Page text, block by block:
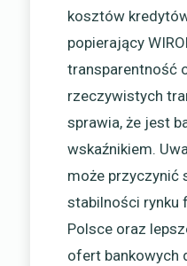
kosztów
popierający
transparentność
rzeczywistych
sprawia, że jest
wskaźnikiem.
może przyczynić
stabilności rynku
Polsce oraz
ofert bankowych